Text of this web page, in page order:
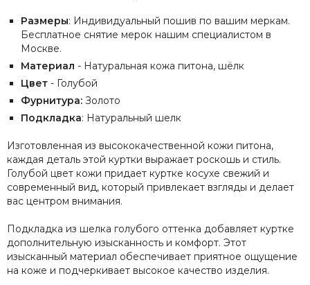
Размеры: Индивидуальный пошив по вашим меркам.
Бесплатное снятие мерок нашим специалистом в
Москве.
Материал - Натуральная кожа питона, шёлк
Цвет - Голубой
Фурнитура: Золото
Подкладка: Натуральный шелк
Изготовленная из высококачественной кожи питона,
каждая деталь этой куртки выражает роскошь и стиль.
Голубой цвет кожи придает куртке косухе свежий и
современный вид, который привлекает взгляды и делает
вас центром внимания.
Подкладка из шелка голубого оттенка добавляет куртке
дополнительную изысканность и комфорт. Этот
изысканный материал обеспечивает приятное ощущение
на коже и подчеркивает высокое качество изделия.